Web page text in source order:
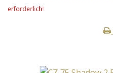
erforderlich!